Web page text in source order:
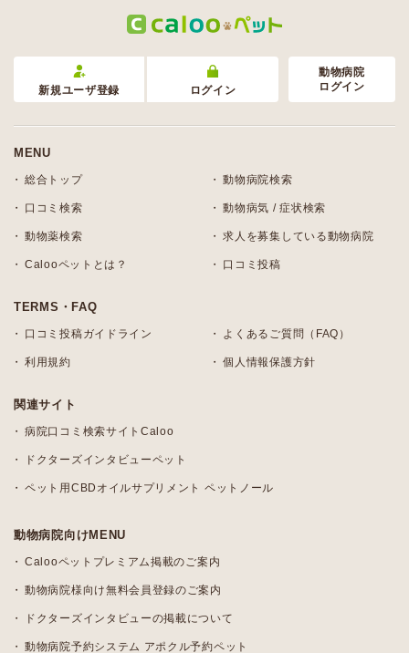
新規ユーザ登録 ログイン
動物病院
ログイン
MENU
総合トップ 動物病院検索
口コミ検索 動物病気 / 症状検索
動物薬検索 求人を募集している動物病院
Calooペットとは？ 口コミ投稿
TERMS・FAQ
口コミ投稿ガイドライン よくあるご質問（FAQ）
利用規約 個人情報保護方針
関連サイト
病院口コミ検索サイトCaloo
ドクターズインタビューペット
ペット用CBDオイルサプリメント ペットノール
動物病院向けMENU
Calooペットプレミアム掲載のご案内
動物病院様向け無料会員登録のご案内
ドクターズインタビューの掲載について
動物病院予約システム アポクル予約ペット